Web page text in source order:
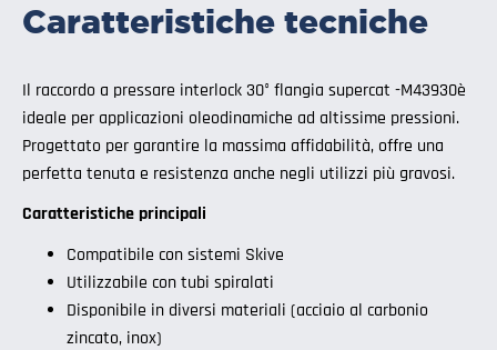
Caratteristiche tecniche
Il raccordo a pressare interlock 30° flangia supercat -M43930è
ideale per applicazioni oleodinamiche ad altissime pressioni.
Progettato per garantire la massima affidabilità, offre una
perfetta tenuta e resistenza anche negli utilizzi più gravosi.
Caratteristiche principali
Compatibile con sistemi Skive
Utilizzabile con tubi spiralati
Disponibile in diversi materiali (acciaio al carbonio
zincato, inox)